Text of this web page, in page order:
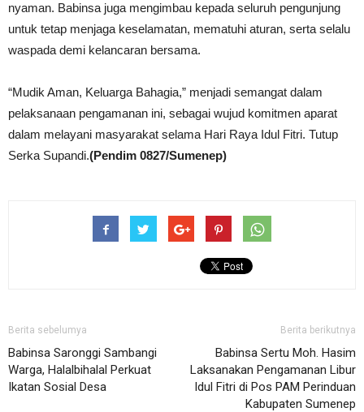
nyaman. Babinsa juga mengimbau kepada seluruh pengunjung
untuk tetap menjaga keselamatan, mematuhi aturan, serta selalu
waspada demi kelancaran bersama.
“Mudik Aman, Keluarga Bahagia,” menjadi semangat dalam
pelaksanaan pengamanan ini, sebagai wujud komitmen aparat
dalam melayani masyarakat selama Hari Raya Idul Fitri. Tutup
Serka Supandi.(Pendim 0827/Sumenep)
Berita sebelumya
Babinsa Saronggi Sambangi
Warga, Halalbihalal Perkuat
Ikatan Sosial Desa
Berita berikutnya
Babinsa Sertu Moh. Hasim
Laksanakan Pengamanan Libur
Idul Fitri di Pos PAM Perinduan
Kabupaten Sumenep